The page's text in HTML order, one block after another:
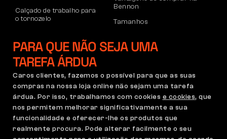
Calçado de trabalho para
o tornozelo
Calçado de lazer para
o tornozelo
Calças
Moletons
Bennon
Tamanhos
Transporte e pagamento
Registo no B2B
Reclamações e garantia
Condições Gerais
Política de Reclamações
PARA QUE NÃO SEJA UMA
TAREFA ÁRDUA
Caros clientes, fazemos o possível para que as suas
compras na nossa loja online não sejam uma tarefa
árdua. Por isso, trabalhamos com cookies e cookies, que
nos permitem melhorar significativamente a sua
funcionalidade e oferecer-lhe os produtos que
realmente procura. Pode alterar facilmente o seu